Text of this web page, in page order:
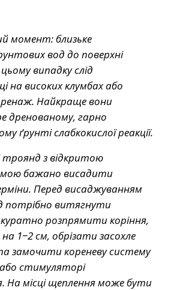
момент: близьке
вод до поверхні
випадку слід
на високих клумбах або
Найкраще вони
дренованому, гарно
ґрунті слабкокислої реакції.
троянд з відкритою
бажано висадити
Перед висаджуванням
потрібно витягнути
розпрямити коріння,
1−2 см, обрізати засохле
замочити кореневу систему
стимуляторі
На місці щеплення може бути